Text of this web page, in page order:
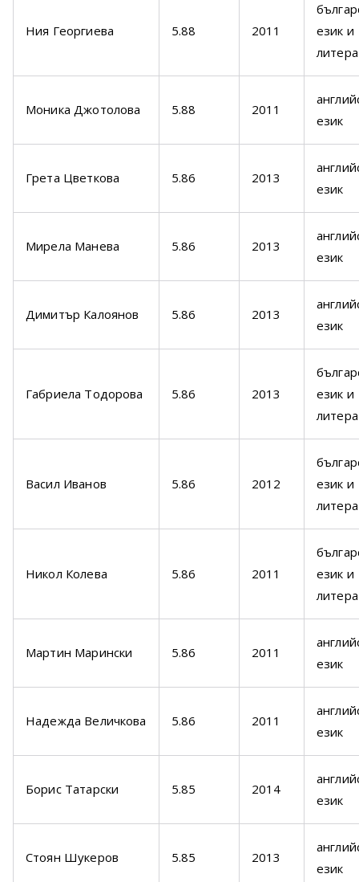
Ния Георгиева 5.88 2011
език и
Моника Джотолова 5.88 2011
език
Грета Цветкова 5.86 2013
език
Мирела Манева 5.86 2013
език
Димитър Калоянов 5.86 2013
език
Габриела Тодорова 5.86 2013
език и
Васил Иванов 5.86 2012
език и
Никол Колева 5.86 2011
език и
Мартин Марински 5.86 2011
език
Надежда Величкова 5.86 2011
език
Борис Татарски 5.85 2014
език
Стоян Шукеров 5.85 2013
език